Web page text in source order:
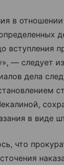
в
вступления
— следует
дела
в виде
что